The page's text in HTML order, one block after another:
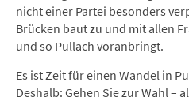
nicht einer Partei besonders
Brücken baut zu und mit allen
und so Pullach voranbringt.
Es ist Zeit für einen Wandel in
Deshalb: Gehen Sie zur Wahl –